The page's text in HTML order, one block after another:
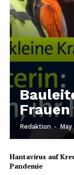
Redaktion -
Hantavirus auf
Pandemie